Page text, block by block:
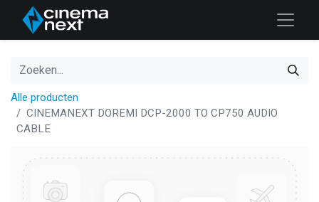
Alle producten
CINEMANEXT DOREMI DCP-2000 TO CP750 AUDIO
CABLE